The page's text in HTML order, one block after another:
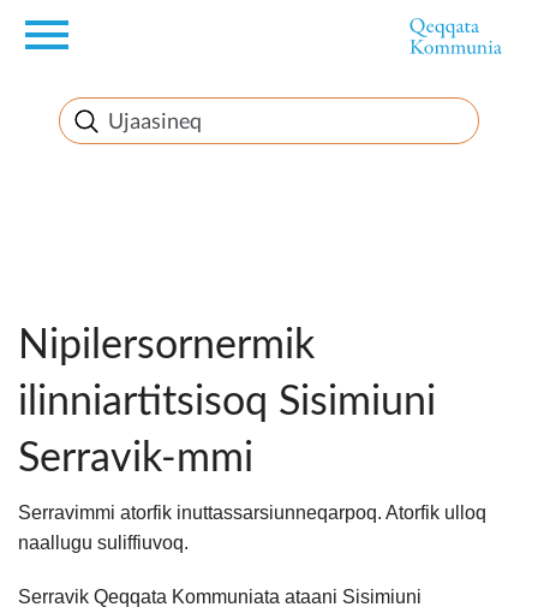
en
Innuttaasunut
Takornariat
Imminut sullinneq
Kommunimi pilersaarut